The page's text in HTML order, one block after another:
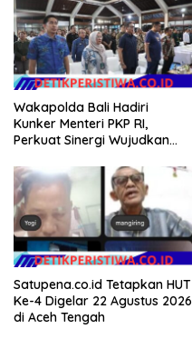
Wakapolda Bali Hadiri
Kunker Menteri PKP RI,
Perkuat Sinergi Wujudkan
Masyarakat
Satupena.co.id Tetapkan HUT
Ke-4 Digelar 22 Agustus 2026
di Aceh Tengah